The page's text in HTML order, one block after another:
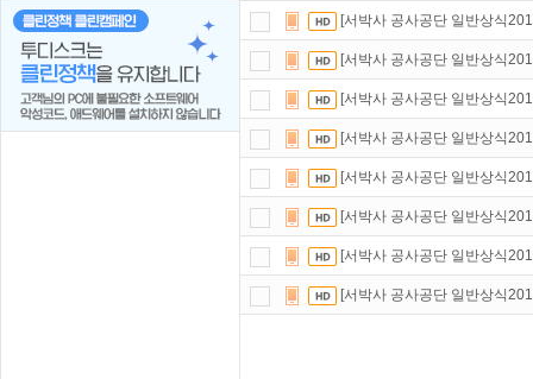
[서박사 공사공단 일반상식
[서박사 공사공단 일반상식
[서박사 공사공단 일반상식
[서박사 공사공단 일반상식
[서박사 공사공단 일반상식
[서박사 공사공단 일반상식
[서박사 공사공단 일반상식
[서박사 공사공단 일반상식